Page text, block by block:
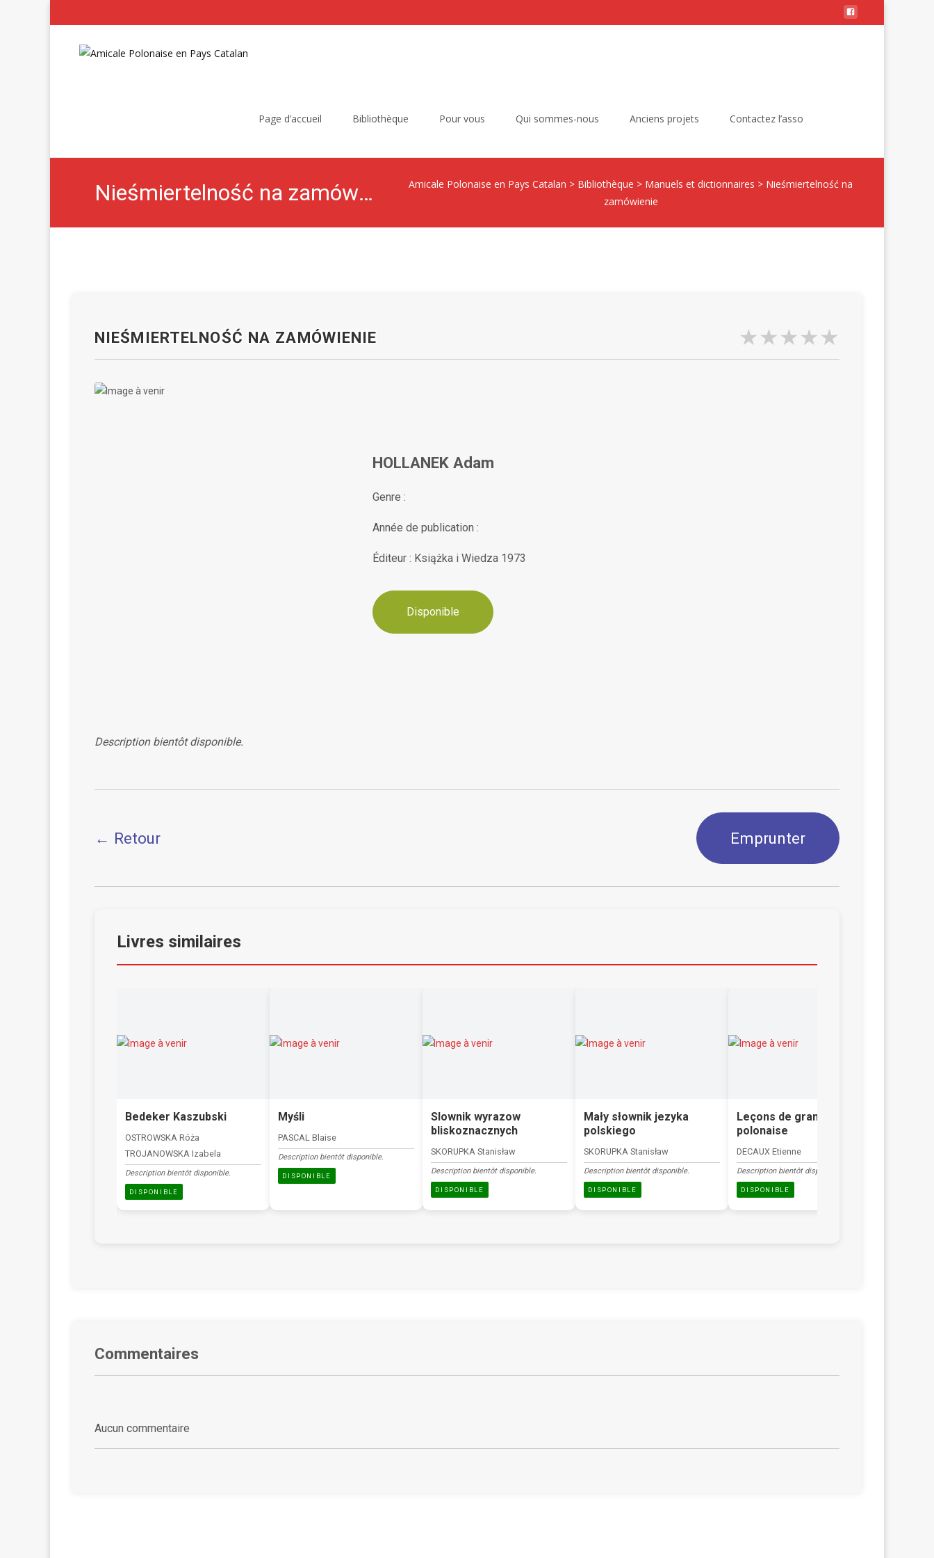
Page d’accueil Bibliothèque Pour vous Qui sommes-nous Anciens projets Contactez l’asso
Nieśmiertelność na zamówienie Amicale Polonaise en Pays Catalan > Bibliothèque > Manuels et dictionnaires > Nieśmiertelność na
zamówienie
NIEŚMIERTELNOŚĆ NA ZAMÓWIENIE
HOLLANEK Adam
Genre :
Année de publication :
Éditeur : Książka i Wiedza 1973
Disponible
Description bientôt disponible.
← Retour Emprunter
Livres similaires
Bedeker Kaszubski
OSTROWSKA Róża
TROJANOWSKA Izabela
Description bientôt disponible.
DISPONIBLE
Myśli
PASCAL Blaise
Description bientôt disponible.
DISPONIBLE
Slownik wyrazow
bliskoznacznych
SKORUPKA Stanisław
Description bientôt disponible.
DISPONIBLE
Mały słownik jezyka
polskiego
SKORUPKA Stanisław
Description bientôt disponible.
DISPONIBLE
Leçons de grammaire
polonaise
DECAUX Etienne
Description bientôt disponible.
DISPONIBLE
Commentaires
Aucun commentaire